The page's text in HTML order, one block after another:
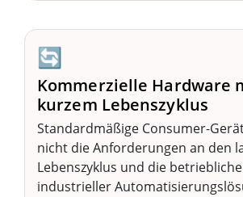
🔄
Kommerzielle Hardware
kurzem Lebenszyklus
Standardmäßige Consumer-
nicht die Anforderungen an den
Lebenszyklus und die
industrieller